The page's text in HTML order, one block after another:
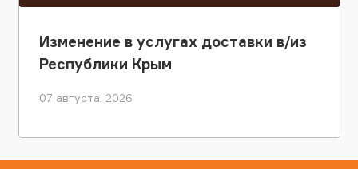
Изменение в услугах доставки в/из
Республики Крым
07 августа, 2026